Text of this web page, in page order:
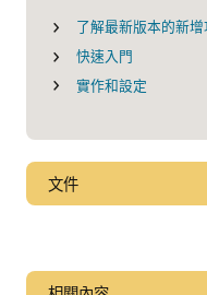
了解最新版本的新增
快速入門
實作和設定
文件